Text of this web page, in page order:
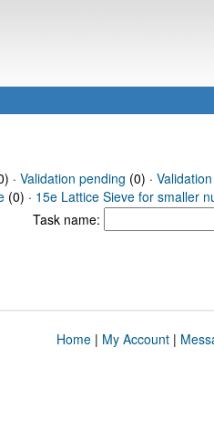
· Validation pending (0) ·
(0) · 15e Lattice Sieve for smaller
Task name:
Home| My Account|